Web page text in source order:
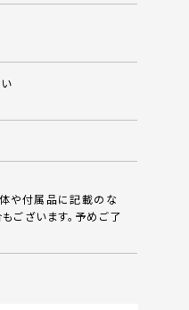
や付属品に記載のな
ございます。予めご了